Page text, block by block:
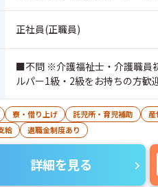
正社員(正職員)
■不問 ※介護福祉士・介護職員
ルパー1級・2級をお持ちの方歓
寮・借り上げ 託児所・育児補助
給 退職金制度あり
詳細を見る